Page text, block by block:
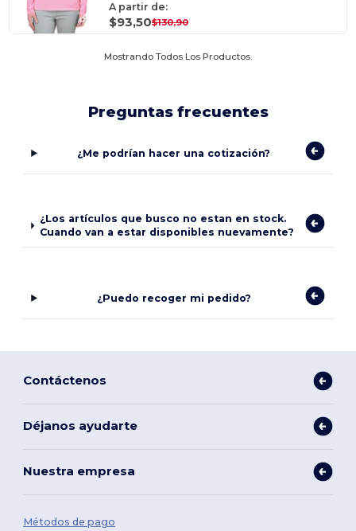
A partir de:
$93,50$130,90
Mostrando Todos Los Productos.
Preguntas frecuentes
¿Me podrían hacer una cotización?
¿Los artículos que busco no estan en stock.
Cuando van a estar disponibles nuevamente?
¿Puedo recoger mi pedido?
Contáctenos
Déjanos ayudarte
Nuestra empresa
Métodos de pago